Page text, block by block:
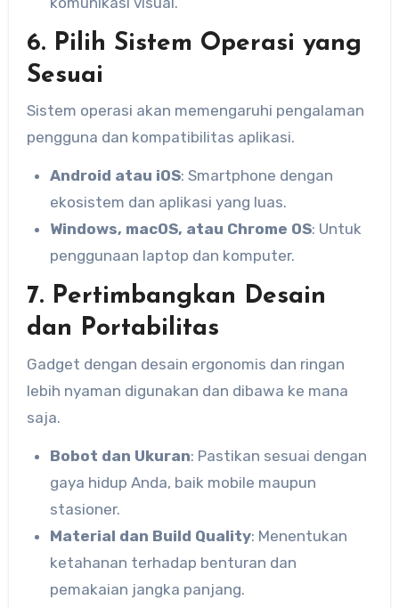
6. Pilih Sistem Operasi yang
Sesuai
Sistem operasi akan memengaruhi pengalaman
pengguna dan kompatibilitas aplikasi.
Android atau iOS: Smartphone dengan
ekosistem dan aplikasi yang luas.
Windows, macOS, atau Chrome OS: Untuk
penggunaan laptop dan komputer.
7. Pertimbangkan Desain
dan Portabilitas
Gadget dengan desain ergonomis dan ringan
lebih nyaman digunakan dan dibawa ke mana
saja.
Bobot dan Ukuran: Pastikan sesuai dengan
gaya hidup Anda, baik mobile maupun
stasioner.
Material dan Build Quality: Menentukan
ketahanan terhadap benturan dan
pemakaian jangka panjang.